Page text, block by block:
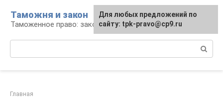
контенту
Таможня и закон
Таможенное право: законы и их применение
Главная
Для любых предложений по
сайту: tpk-pravo@cp9.ru